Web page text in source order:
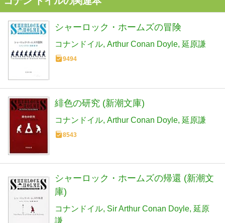
シャーロック・ホームズの冒険
コナンドイル Arthur Conan Doyle 延原謙
9494
緋色の研究 (新潮文庫)
コナンドイル Arthur Conan Doyle 延原謙
8543
シャーロック・ホームズの帰還 (新潮文
庫)
コナンドイル Sir Arthur Conan Doyle 延原
謙